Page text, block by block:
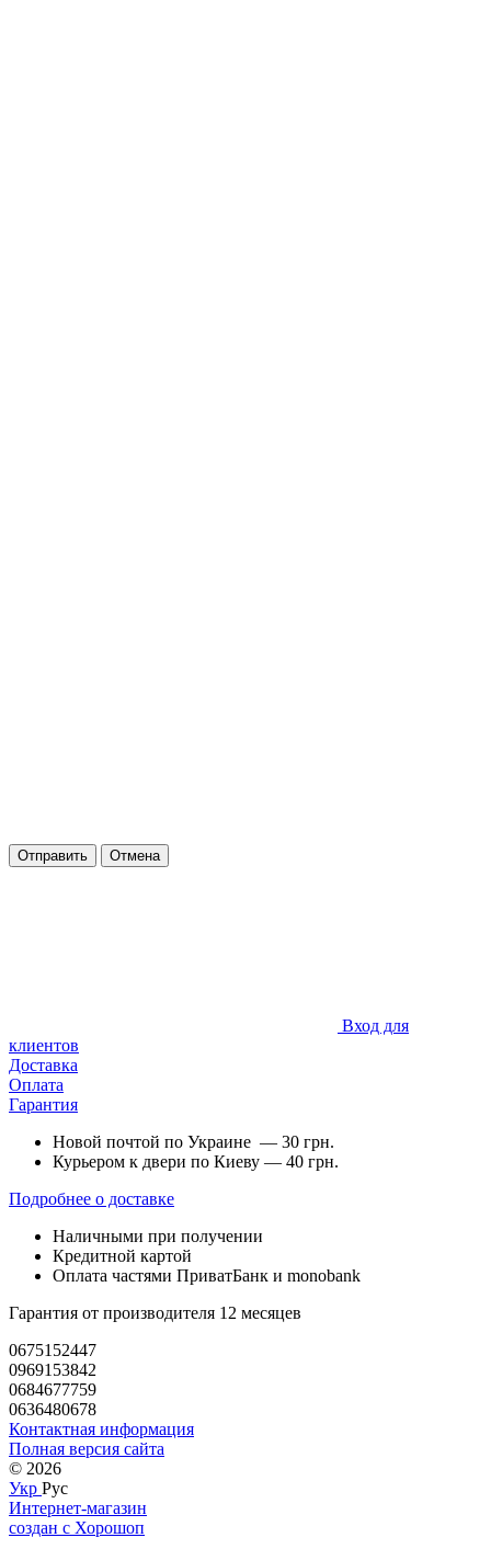
Отправить Отмена
Вход для
клиентов
Доставка
Оплата
Гарантия
Новой почтой по Украине — 30 грн.
Курьером к двери по Киеву — 40 грн.
Подробнее о доставке
Наличными при получении
Кредитной картой
Оплата частями ПриватБанк и monobank
Гарантия от производителя 12 месяцев
0675152447
0969153842
0684677759
0636480678
Контактная информация
Полная версия сайта
© 2026
Укр Рус
Интернет-магазин
создан с Хорошоп